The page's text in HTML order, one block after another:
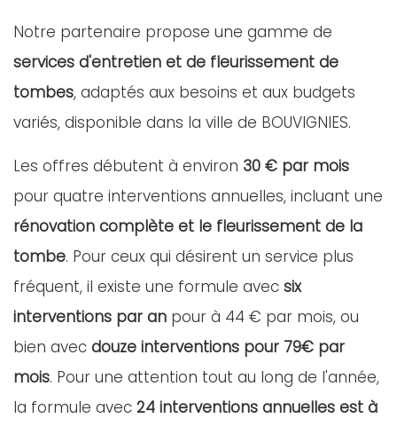
Notre partenaire propose une gamme de
services d'entretien et de fleurissement de
tombes, adaptés aux besoins et aux budgets
variés, disponible dans la ville de BOUVIGNIES.
Les offres débutent à environ 30 € par mois
pour quatre interventions annuelles, incluant une
rénovation complète et le fleurissement de la
tombe. Pour ceux qui désirent un service plus
fréquent, il existe une formule avec six
interventions par an pour à 44 € par mois, ou
bien avec douze interventions pour 79€ par
mois. Pour une attention tout au long de l'année,
la formule avec 24 interventions annuelles est à